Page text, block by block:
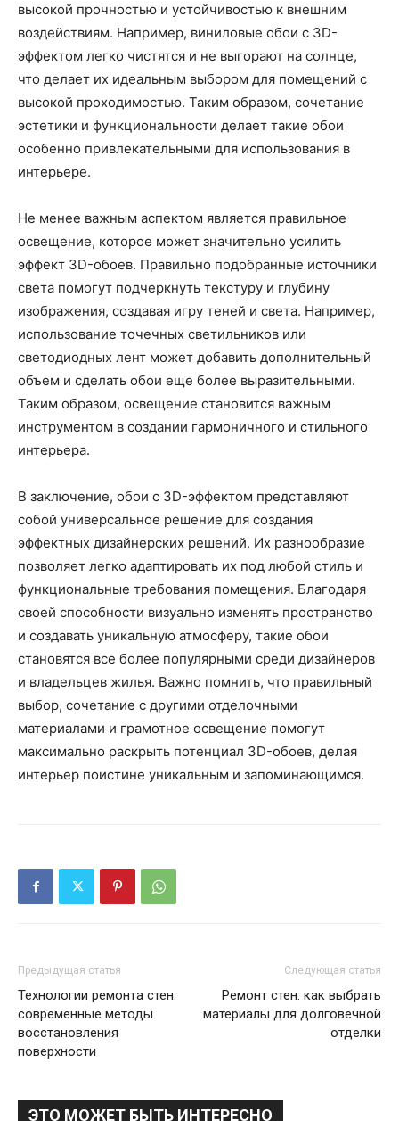
высокой прочностью и устойчивостью к внешним
воздействиям. Например, виниловые обои с 3D-
эффектом легко чистятся и не выгорают на солнце,
что делает их идеальным выбором для помещений с
высокой проходимостью. Таким образом, сочетание
эстетики и функциональности делает такие обои
особенно привлекательными для использования в
интерьере.
Не менее важным аспектом является правильное
освещение, которое может значительно усилить
эффект 3D-обоев. Правильно подобранные источники
света помогут подчеркнуть текстуру и глубину
изображения, создавая игру теней и света. Например,
использование точечных светильников или
светодиодных лент может добавить дополнительный
объем и сделать обои еще более выразительными.
Таким образом, освещение становится важным
инструментом в создании гармоничного и стильного
интерьера.
В заключение, обои с 3D-эффектом представляют
собой универсальное решение для создания
эффектных дизайнерских решений. Их разнообразие
позволяет легко адаптировать их под любой стиль и
функциональные требования помещения. Благодаря
своей способности визуально изменять пространство
и создавать уникальную атмосферу, такие обои
становятся все более популярными среди дизайнеров
и владельцев жилья. Важно помнить, что правильный
выбор, сочетание с другими отделочными
материалами и грамотное освещение помогут
максимально раскрыть потенциал 3D-обоев, делая
интерьер поистине уникальным и запоминающимся.
Предыдущая статья
Технологии ремонта стен:
современные методы
восстановления
поверхности
Следующая статья
Ремонт стен: как выбрать
материалы для долговечной
отделки
ЭТО МОЖЕТ БЫТЬ ИНТЕРЕСНО